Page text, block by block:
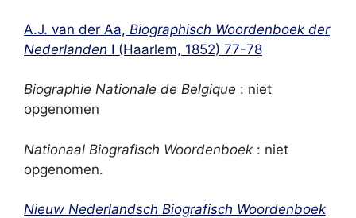
A.J. van der Aa, Biographisch Woordenboek der
Nederlanden I (Haarlem, 1852) 77-78
Biographie Nationale de Belgique : niet
opgenomen
Nationaal Biografisch Woordenboek : niet
opgenomen.
Nieuw Nederlandsch Biografisch Woordenboek